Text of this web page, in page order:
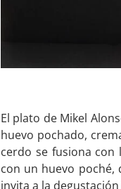
El plato de Mikel
huevo pochado,
cerdo se fusiona
con un huevo poché,
invita a la